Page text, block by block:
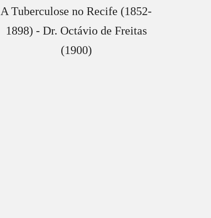
A Tuberculose no Recife (1852-
1898) - Dr. Octávio de Freitas
(1900)